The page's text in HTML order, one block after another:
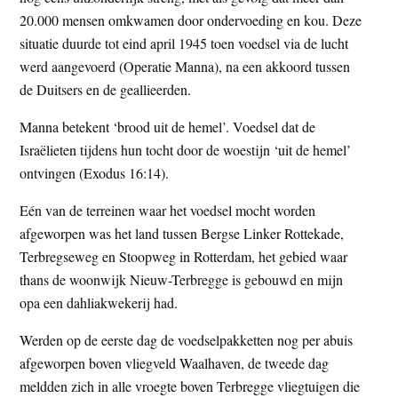
20.000 mensen omkwamen door ondervoeding en kou. Deze
situatie duurde tot eind april 1945 toen voedsel via de lucht
werd aangevoerd (Operatie Manna), na een akkoord tussen
de Duitsers en de geallieerden.
Manna betekent ‘brood uit de hemel’. Voedsel dat de
Israëlieten tijdens hun tocht door de woestijn ‘uit de hemel’
ontvingen (Exodus 16:14).
Eén van de terreinen waar het voedsel mocht worden
afgeworpen was het land tussen Bergse Linker Rottekade,
Terbregseweg en Stoopweg in Rotterdam, het gebied waar
thans de woonwijk Nieuw-Terbregge is gebouwd en mijn
opa een dahliakwekerij had.
Werden op de eerste dag de voedselpakketten nog per abuis
afgeworpen boven vliegveld Waalhaven, de tweede dag
meldden zich in alle vroegte boven Terbregge vliegtuigen die